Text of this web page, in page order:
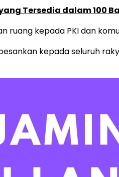
Tersedia dalam 100
ruang kepada PKI dan
kepada seluruh